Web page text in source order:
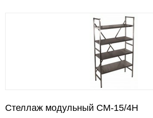
Стеллаж модульный СМ-15/4Н